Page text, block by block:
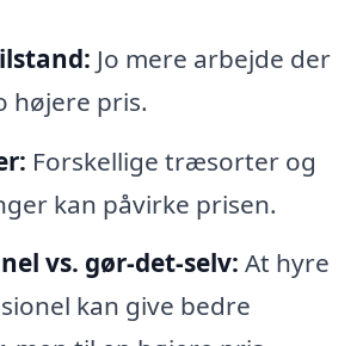
Jo mere arbejde der
højere pris.
Forskellige træsorter og
kan påvirke prisen.
vs. gør-det-selv: At hyre
kan give bedre